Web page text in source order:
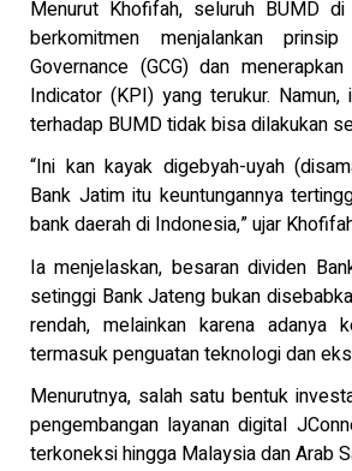
Menurut Khofifah, seluruh BUMD
berkomitmen menjalankan
Governance (GCG) dan
Indicator (KPI) yang terukur. Namun,
terhadap BUMD tidak bisa dilakukan
“Ini kan kayak digebyah-uyah
Bank Jatim itu keuntungannya
bank daerah di Indonesia,” ujar
Ia menjelaskan, besaran dividen
setinggi Bank Jateng bukan
rendah, melainkan karena adanya
termasuk penguatan teknologi dan
Menurutnya, salah satu bentuk
pengembangan layanan digital
terkoneksi hingga Malaysia dan Arab